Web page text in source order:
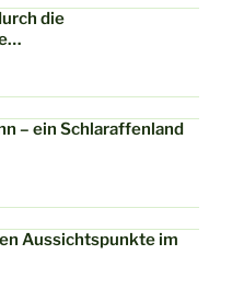
die
– ein Schlaraffenland
Aussichtspunkte im